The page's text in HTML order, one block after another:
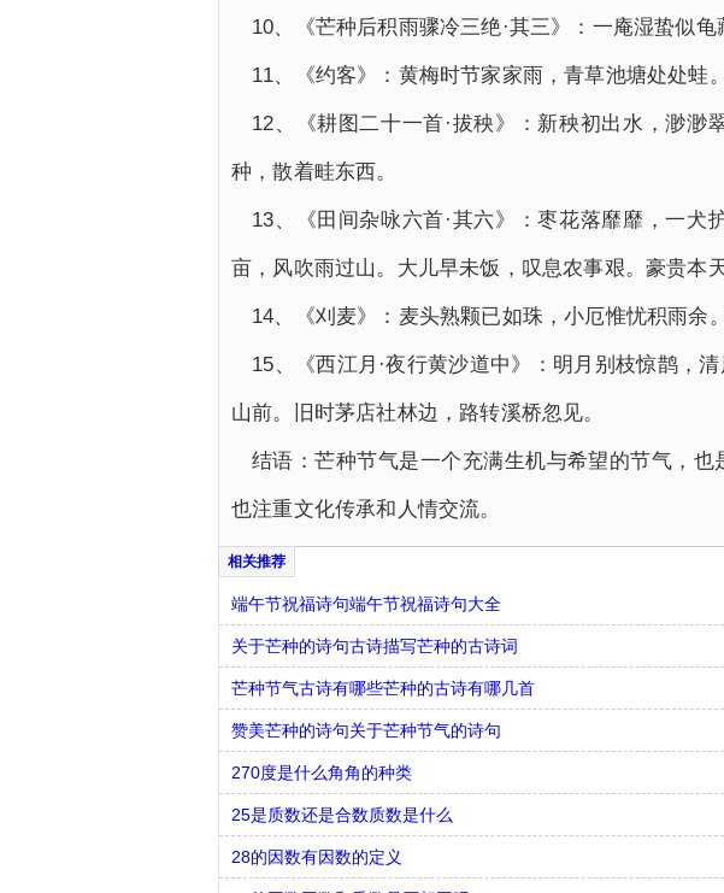
10、《芒种后积雨骤冷三绝·其三》：一庵湿蛰似
11、《约客》：黄梅时节家家雨，青草池塘处处蛙
12、《耕图二十一首·拔秧》：新秧初出水，渺
种，散着畦东西。
13、《田间杂咏六首·其六》：枣花落靡靡，一
亩，风吹雨过山。大儿早未饭，叹息农事艰。豪贵本
14、《刈麦》：麦头熟颗已如珠，小厄惟忧积雨余
15、《西江月·夜行黄沙道中》：明月别枝惊鹊，
山前。旧时茅店社林边，路转溪桥忽见。
结语：芒种节气是一个充满生机与希望的节气，
也注重文化传承和人情交流。
端午节祝福诗句端午节祝福诗句大全
关于芒种的诗句古诗描写芒种的古诗词
芒种节气古诗有哪些芒种的古诗有哪几首
赞美芒种的诗句关于芒种节气的诗句
270度是什么角角的种类
25是质数还是合数质数是什么
28的因数有因数的定义